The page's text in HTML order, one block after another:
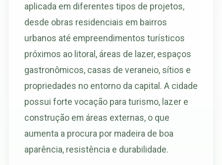
aplicada em diferentes tipos de projetos,
desde obras residenciais em bairros
urbanos até empreendimentos turísticos
próximos ao litoral, áreas de lazer, espaços
gastronômicos, casas de veraneio, sítios e
propriedades no entorno da capital. A cidade
possui forte vocação para turismo, lazer e
construção em áreas externas, o que
aumenta a procura por madeira de boa
aparência, resistência e durabilidade.